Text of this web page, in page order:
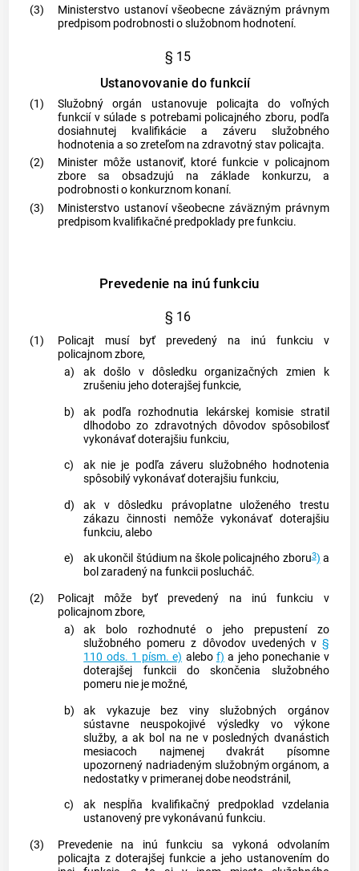
(3)
Ministerstvo ustanoví všeobecne záväzným právnym
predpisom podrobnosti o služobnom hodnotení.
§ 15
Ustanovovanie do funkcií
(1)
Služobný orgán ustanovuje policajta do voľných
funkcií v súlade s potrebami policajného zboru, podľa
dosiahnutej kvalifikácie a záveru služobného
hodnotenia a so zreteľom na zdravotný stav policajta.
(2)
Minister môže ustanoviť, ktoré funkcie v policajnom
zbore sa obsadzujú na základe konkurzu, a
podrobnosti o konkurznom konaní.
(3)
Ministerstvo ustanoví všeobecne záväzným právnym
predpisom kvalifikačné predpoklady pre funkciu.
Prevedenie na inú funkciu
§ 16
(1)
Policajt musí byť prevedený na inú funkciu v
policajnom zbore,
a)
ak došlo v dôsledku organizačných zmien k
zrušeniu jeho doterajšej funkcie,
b)
ak podľa rozhodnutia lekárskej komisie stratil
dlhodobo zo zdravotných dôvodov spôsobilosť
vykonávať doterajšiu funkciu,
c)
ak nie je podľa záveru služobného hodnotenia
spôsobilý vykonávať doterajšiu funkciu,
d)
ak v dôsledku právoplatne uloženého trestu
zákazu činnosti nemôže vykonávať doterajšiu
funkciu, alebo
e)
ak ukončil štúdium na škole policajného zboru3) a
bol zaradený na funkcii poslucháč.
(2)
Policajt môže byť prevedený na inú funkciu v
policajnom zbore,
a)
ak bolo rozhodnuté o jeho prepustení zo
služobného pomeru z dôvodov uvedených v §
110 ods. 1 písm. e) alebo f) a jeho ponechanie v
doterajšej funkcii do skončenia služobného
pomeru nie je možné,
b)
ak vykazuje bez viny služobných orgánov
sústavne neuspokojivé výsledky vo výkone
služby, a ak bol na ne v posledných dvanástich
mesiacoch najmenej dvakrát písomne
upozornený nadriadeným služobným orgánom, a
nedostatky v primeranej dobe neodstránil,
c)
ak nespĺňa kvalifikačný predpoklad vzdelania
ustanovený pre vykonávanú funkciu.
(3)
Prevedenie na inú funkciu sa vykoná odvolaním
policajta z doterajšej funkcie a jeho ustanovením do